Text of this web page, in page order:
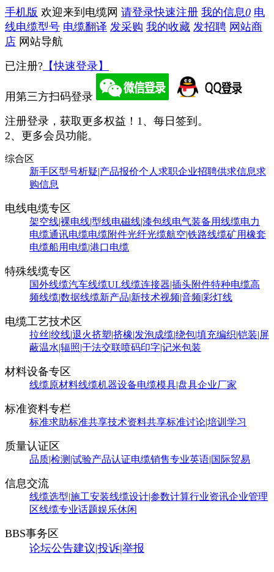
手机版 欢迎来到电缆网 请登录快速注册 我的信息0 电
线电缆型号 电缆翻译 发采购 我的收藏 发招聘 网站商
店 网站导航
已注册? 【快速登录】
用第三方扫码登录
注册登录，获取更多权益！ 1、每日签到。
2、更多会员功能。
综合区
新手区型号析疑|产品报价个人求职企业招聘供求信息求
购信息
电线电缆专区
架空线|裸电线|型线电磁线|漆包线电气装备用线缆电力
电缆通讯电缆电缆附件光纤光缆航空|铁路线缆矿用橡套
电缆船用电缆|港口电缆
特殊线缆专区
国外线缆汽车线缆UL线缆连接器|插头附件特种电缆高
频线缆|数据线缆新产品|新技术视频|音频|彩灯线
电缆工艺技术区
拉丝|绞线|退火挤塑|挤橡|发泡成缆|绕包|填充编织|铠装|屏
蔽温水|辐照|干法交联喷码印字|记米包装
材料设备专区
线缆原材料线缆机器设备电缆模具|盘具企业厂家
标准资料专栏
标准求助标准共享技术资料共享标准讨论|培训学习
质量认证区
品质|检测|试验产品认证电缆销售专业英语|国际贸易
信息交流
线缆选型|施工安装线缆设计|参数计算行业资讯企业管理
区线缆专业话题娱乐休闲
BBS事务区
论坛公告建议|投诉|举报